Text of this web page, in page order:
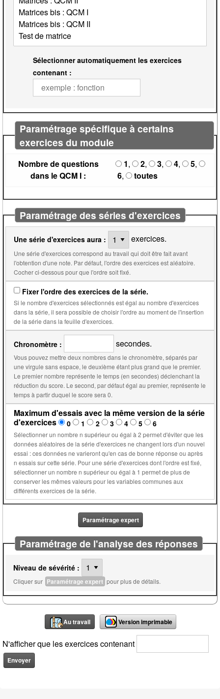
Sélectionner automatiquement les exercices
contenant :
Paramétrage spécifique à certains
exercices du module
Nombre de questions
dans le QCM I :
1, 2, 3, 4, 5,
6, toutes
Paramétrage des séries d'exercices
Une série d'exercices aura : exercices.
Une série d'exercices correspond au travail qui doit être fait avant
l'obtention d'une note. Par défaut, l'ordre des exercices est aléatoire.
Cocher ci-dessous pour que l'ordre soit fixé.
Fixer l'ordre des exercices de la série.
Si le nombre d'exercices sélectionnés est égal au nombre d'exercices
dans la série, il sera possible de choisir l'ordre au moment de l'insertion
de la série dans la feuille d'exercices.
Chronomètre : secondes.
Vous pouvez mettre deux nombres dans le chronomètre, séparés par
une virgule sans espace, le deuxième étant plus grand que le premier.
Le premier nombre représente le temps (en secondes) déclenchant la
réduction du score. Le second, par défaut égal au premier, représente le
temps à partir duquel le score sera 0.
Maximum d'essais avec la même version de la série
d'exercices
0 1 2 3 4 5 6
Sélectionner un nombre n supérieur ou égal à 2 permet d'éviter que les
données aléatoires de la série d'exercices ne changent lors d'un nouvel
essai : ces données ne varieront qu'en cas de bonne réponse ou après
n essais sur cette série. Pour une série d'exercices dont l'ordre est fixé,
sélectionner un nombre n supérieur ou égal à 1 permet de plus de
conserver les mêmes valeurs pour les variables communes aux
différents exercices de la série.
Paramétrage expert
Paramétrage de l'analyse des réponses
Niveau de sévérité :
Cliquer sur Paramétrage expert pour plus de détails.
Au travail Version imprimable
N'afficher que les exercices contenant